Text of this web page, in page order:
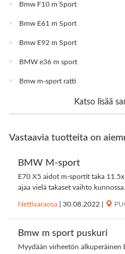
Bmw F10 m Sport
Bmw E61 m Sport
Bmw E92 m Sport
BMW e36 m sport
Bmw m-sport ratti
Katso lisää
Vastaavia tuotteita on
BMW M-sport
E70 X5 aidot m-sportit taka
ajaa vielä takaset vaihto kunnossa.
Nettivaraosa 30.08.2022
Bmw m sport puskuri
Myydään virheetön alkuperäinen